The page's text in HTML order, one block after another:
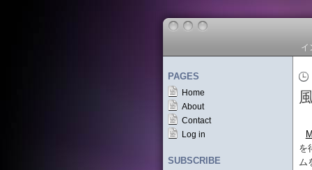
イ
PAGES
Home
About
Contact
Log in
SUBSCRIBE
を
ム